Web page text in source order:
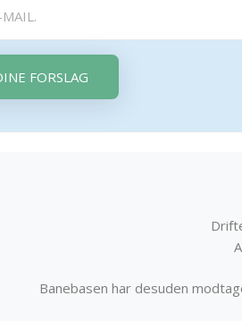
FORSLAG
Banebasen har desuden